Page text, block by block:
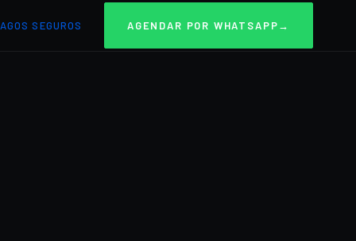
SEGUROS AGENDAR POR WHATSAPP→